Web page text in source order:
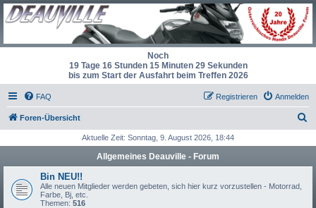
Noch
19 Tage 16 Stunden 15 Minuten 28 Sekunden
bis zum Start der Ausfahrt beim Treffen 2026
FAQ Anmelden
Registrieren
Foren-Übersicht
h
Aktuelle Zeit: Sonntag, 9. August 2026, 18:44
Allgemeines Deauville - Forum
Bin NEU!!
Alle neuen Mitglieder werden gebeten, sich hier kurz vorzustellen - Motorrad,
Farbe, Bj, etc.
Themen: 516